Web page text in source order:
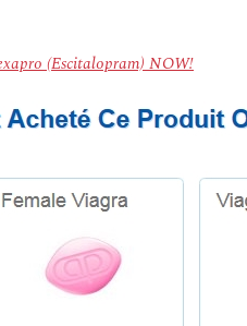
(Escitalopram) NOW!